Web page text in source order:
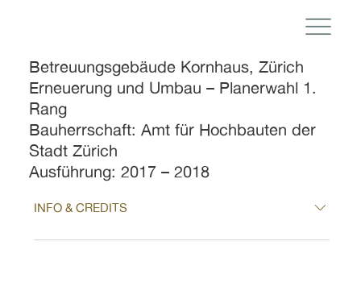
Betreuungsgebäude Kornhaus, Zürich
Erneuerung und Umbau – Planerwahl 1.
Rang
Bauherrschaft: Amt für Hochbauten der
Stadt Zürich
Ausführung: 2017 – 2018
INFO & CREDITS
Projekt: Betreuungsgebäude Kornhaus, Zürich